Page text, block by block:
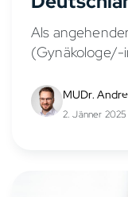
Als
(Gynäkologe/-
vielseitigen
Frauenarztes/-
MUDr.
2. Jänner 2025